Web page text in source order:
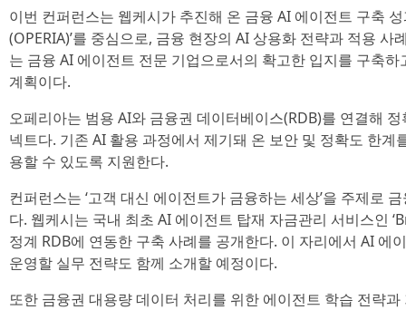
이번 컨퍼런스는 웹케시가 추진해 온 금융 AI 에이전트 구축
(OPERIA)’를 중심으로, 금융 현장의 AI 상용화 전략과 적용
는 금융 AI 에이전트 전문 기업으로서의 확고한 입지를 구축
계획이다.
오페리아는 범용 AI와 금융권 데이터베이스(RDB)를 연결해
넥트다. 기존 AI 활용 과정에서 제기돼 온 보안 및 정확도 한
용할 수 있도록 지원한다.
컨퍼런스는 ‘고객 대신 에이전트가 금융하는 세상’을 주제로
다. 웹케시는 국내 최초 AI 에이전트 탑재 자금관리 서비스인
정계 RDB에 연동한 구축 사례를 공개한다. 이 자리에서 AI 에
운영할 실무 전략도 함께 소개할 예정이다.
또한 금융권 대용량 데이터 처리를 위한 에이전트 학습 전략